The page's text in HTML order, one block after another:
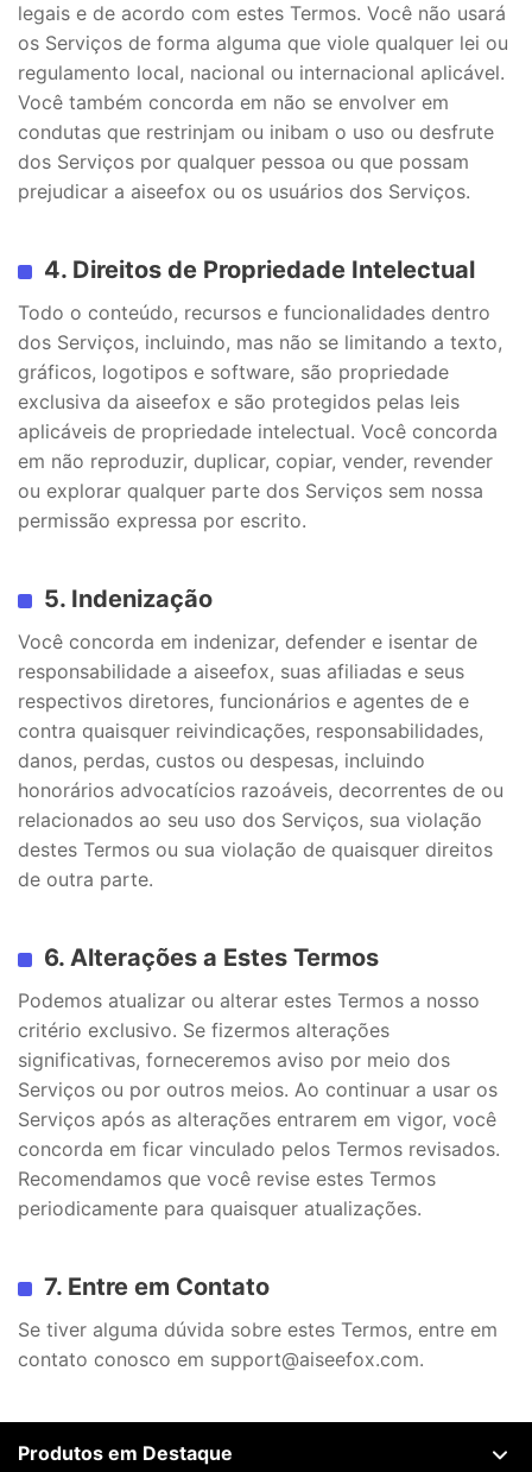
legais e de acordo com estes Termos. Você não usará
os Serviços de forma alguma que viole qualquer lei ou
regulamento local, nacional ou internacional aplicável.
Você também concorda em não se envolver em
condutas que restrinjam ou inibam o uso ou desfrute
dos Serviços por qualquer pessoa ou que possam
prejudicar a aiseefox ou os usuários dos Serviços.
4. Direitos de Propriedade Intelectual
Todo o conteúdo, recursos e funcionalidades dentro
dos Serviços, incluindo, mas não se limitando a texto,
gráficos, logotipos e software, são propriedade
exclusiva da aiseefox e são protegidos pelas leis
aplicáveis de propriedade intelectual. Você concorda
em não reproduzir, duplicar, copiar, vender, revender
ou explorar qualquer parte dos Serviços sem nossa
permissão expressa por escrito.
5. Indenização
Você concorda em indenizar, defender e isentar de
responsabilidade a aiseefox, suas afiliadas e seus
respectivos diretores, funcionários e agentes de e
contra quaisquer reivindicações, responsabilidades,
danos, perdas, custos ou despesas, incluindo
honorários advocatícios razoáveis, decorrentes de ou
relacionados ao seu uso dos Serviços, sua violação
destes Termos ou sua violação de quaisquer direitos
de outra parte.
6. Alterações a Estes Termos
Podemos atualizar ou alterar estes Termos a nosso
critério exclusivo. Se fizermos alterações
significativas, forneceremos aviso por meio dos
Serviços ou por outros meios. Ao continuar a usar os
Serviços após as alterações entrarem em vigor, você
concorda em ficar vinculado pelos Termos revisados.
Recomendamos que você revise estes Termos
periodicamente para quaisquer atualizações.
7. Entre em Contato
Se tiver alguma dúvida sobre estes Termos, entre em
contato conosco em support@aiseefox.com.
Produtos em Destaque